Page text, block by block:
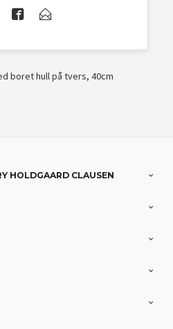
boret hull på tvers, 40cm
HOLDGAARD CLAUSEN